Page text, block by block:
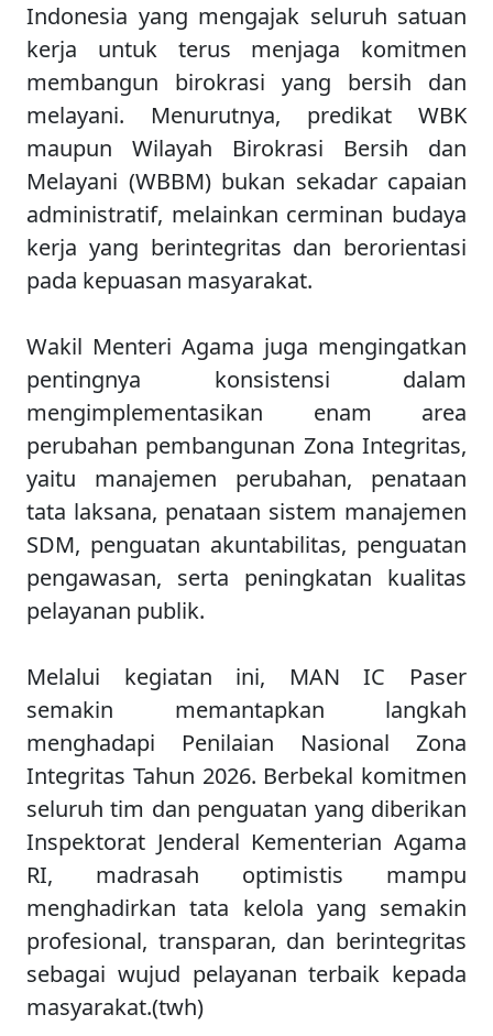
Indonesia yang mengajak seluruh satuan
kerja untuk terus menjaga komitmen
membangun birokrasi yang bersih dan
melayani. Menurutnya, predikat WBK
maupun Wilayah Birokrasi Bersih dan
Melayani (WBBM) bukan sekadar capaian
administratif, melainkan cerminan budaya
kerja yang berintegritas dan berorientasi
pada kepuasan masyarakat.
Wakil Menteri Agama juga mengingatkan
pentingnya konsistensi dalam
mengimplementasikan enam area
perubahan pembangunan Zona Integritas,
yaitu manajemen perubahan, penataan
tata laksana, penataan sistem manajemen
SDM, penguatan akuntabilitas, penguatan
pengawasan, serta peningkatan kualitas
pelayanan publik.
Melalui kegiatan ini, MAN IC Paser
semakin memantapkan langkah
menghadapi Penilaian Nasional Zona
Integritas Tahun 2026. Berbekal komitmen
seluruh tim dan penguatan yang diberikan
Inspektorat Jenderal Kementerian Agama
RI, madrasah optimistis mampu
menghadirkan tata kelola yang semakin
profesional, transparan, dan berintegritas
sebagai wujud pelayanan terbaik kepada
masyarakat.(twh)